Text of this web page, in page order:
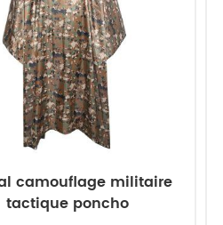
camouflage militaire
tactique poncho